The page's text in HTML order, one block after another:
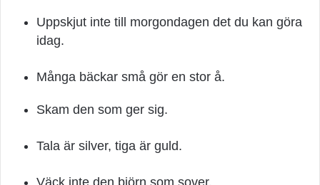
Uppskjut inte till morgondagen det du kan göra
idag.
Många bäckar små gör en stor å.
Skam den som ger sig.
Tala är silver, tiga är guld.
Väck inte den björn som sover.